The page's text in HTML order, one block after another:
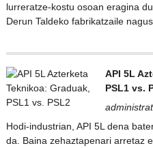
lurreratze-kostu osoan eragina
Derun Taldeko fabrikatzaile
API 5L
PSL1 vs.
Hodi-industrian, API 5L dena
da. Baina zehaztapenari arretaz